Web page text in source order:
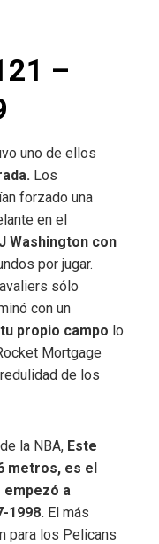
–
uno de ellos
Los
forzado una
en el
Washington con
por jugar.
sólo
con un
propio campo lo
Mortgage
de los
la NBA, Este
metros, es el
empezó a
1998. El más
para los Pelicans